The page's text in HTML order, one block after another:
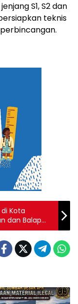
S1, S2 dan
teknis
Kota
dan Balap